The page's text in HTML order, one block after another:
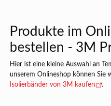
Produkte im
bestellen - 3M
Hier ist eine kleine Auswahl an
unserem Onlineshop können Sie
Isolierbänder von 3M kaufen
.